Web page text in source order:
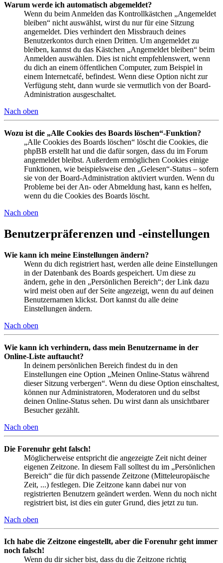
Warum werde ich automatisch abgemeldet?
Wenn du beim Anmelden das Kontrollkästchen „Angemeldet
bleiben“ nicht auswählst, wirst du nur für eine Sitzung
angemeldet. Dies verhindert den Missbrauch deines
Benutzerkontos durch einen Dritten. Um angemeldet zu
bleiben, kannst du das Kästchen „Angemeldet bleiben“ beim
Anmelden auswählen. Dies ist nicht empfehlenswert, wenn
du dich an einem öffentlichen Computer, zum Beispiel in
einem Internetcafé, befindest. Wenn diese Option nicht zur
Verfügung steht, dann wurde sie vermutlich von der Board-
Administration ausgeschaltet.
Nach oben
Wozu ist die „Alle Cookies des Boards löschen“-Funktion?
„Alle Cookies des Boards löschen“ löscht die Cookies, die
phpBB erstellt hat und die dafür sorgen, dass du im Forum
angemeldet bleibst. Außerdem ermöglichen Cookies einige
Funktionen, wie beispielsweise den „Gelesen“-Status – sofern
sie von der Board-Administration aktiviert wurden. Wenn du
Probleme bei der An- oder Abmeldung hast, kann es helfen,
wenn du die Cookies des Boards löscht.
Nach oben
Benutzerpräferenzen und -einstellungen
Wie kann ich meine Einstellungen ändern?
Wenn du dich registriert hast, werden alle deine Einstellungen
in der Datenbank des Boards gespeichert. Um diese zu
ändern, gehe in den „Persönlichen Bereich“; der Link dazu
wird meist oben auf der Seite angezeigt, wenn du auf deinen
Benutzernamen klickst. Dort kannst du alle deine
Einstellungen ändern.
Nach oben
Wie kann ich verhindern, dass mein Benutzername in der
Online-Liste auftaucht?
In deinem persönlichen Bereich findest du in den
Einstellungen eine Option „Meinen Online-Status während
dieser Sitzung verbergen“. Wenn du diese Option einschaltest,
können nur Administratoren, Moderatoren und du selbst
deinen Online-Status sehen. Du wirst dann als unsichtbarer
Besucher gezählt.
Nach oben
Die Forenuhr geht falsch!
Möglicherweise entspricht die angezeigte Zeit nicht deiner
eigenen Zeitzone. In diesem Fall solltest du im „Persönlichen
Bereich“ die für dich passende Zeitzone (Mitteleuropäische
Zeit, ...) festlegen. Die Zeitzone kann dabei nur von
registrierten Benutzern geändert werden. Wenn du noch nicht
registriert bist, ist dies ein guter Grund, dies jetzt zu tun.
Nach oben
Ich habe die Zeitzone eingestellt, aber die Forenuhr geht immer
noch falsch!
Wenn du dir sicher bist, dass du die Zeitzone richtig